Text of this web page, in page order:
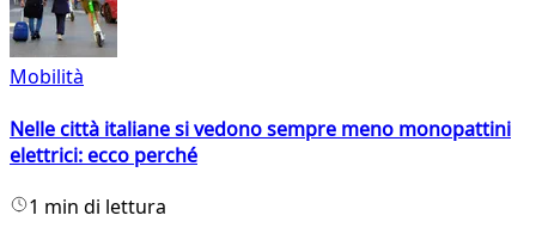
Mobilità
Nelle città italiane si vedono sempre meno monopattini
elettrici: ecco perché
1 min di lettura